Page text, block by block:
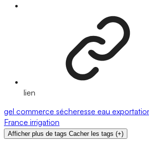
lien
gel commerce sécheresse eau
France irrigation
Afficher plus de tags Cacher les tags (+)